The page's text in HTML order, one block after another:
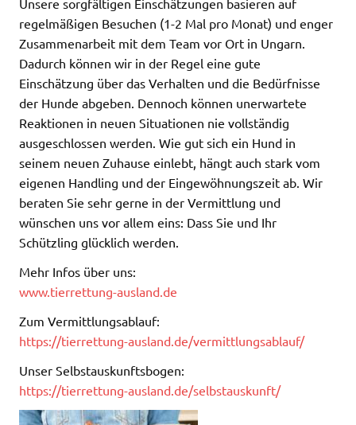
regelmäßigen Besuchen (1-2 Mal pro Monat) und enger
Zusammenarbeit mit dem Team vor Ort in Ungarn.
Dadurch können wir in der Regel eine gute
Einschätzung über das Verhalten und die Bedürfnisse
der Hunde abgeben. Dennoch können unerwartete
Reaktionen in neuen Situationen nie vollständig
ausgeschlossen werden. Wie gut sich ein Hund in
seinem neuen Zuhause einlebt, hängt auch stark vom
eigenen Handling und der Eingewöhnungszeit ab. Wir
beraten Sie sehr gerne in der Vermittlung und
wünschen uns vor allem eins: Dass Sie und Ihr
Schützling glücklich werden.
Mehr Infos über uns:
www.tierrettung-ausland.de
Zum Vermittlungsablauf:
https://tierrettung-ausland.de/vermittlungsablauf/
Unser Selbstauskunftsbogen:
https://tierrettung-ausland.de/selbstauskunft/